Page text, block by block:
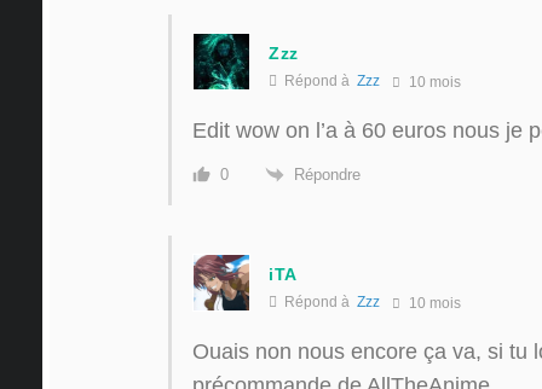
Zzz
Répond à Zzz 10 mois
Edit wow on l’a à 60 euros nous je
0 Répondre
iTA
Répond à Zzz 10 mois
Ouais non nous encore ça va, si tu